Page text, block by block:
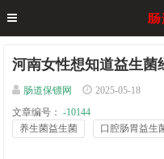
河南女性想知道益生菌
肠道保镖网
2025-05-18
文章编号：
-10144
养生菌益生菌
口腔肠胃益生